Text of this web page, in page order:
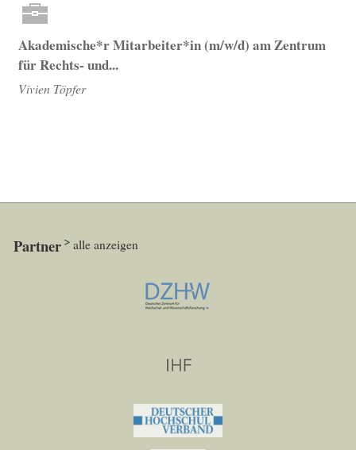
Akademische*r Mitarbeiter*in (m/w/d) am Zentrum
für Rechts- und...
Vivien Töpfer
Partner alle anzeigen